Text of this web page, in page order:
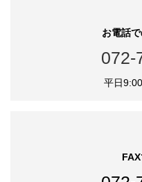
お電話
072-
平日